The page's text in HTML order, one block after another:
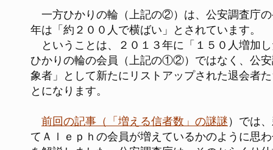
一方ひかりの輪（上記の②）は、公安調査庁
年は「約２００人で横ばい」とされています。
ということは、２０１３年に「１５０人増加
ひかりの輪の会員（上記の①②）ではなく、公
象者」として新たにリストアップされた退会者
とになります。
前回の記事（「増える信者数」の謎謎 ）では
てＡｌｅｐｈの会員が増えているかのように思